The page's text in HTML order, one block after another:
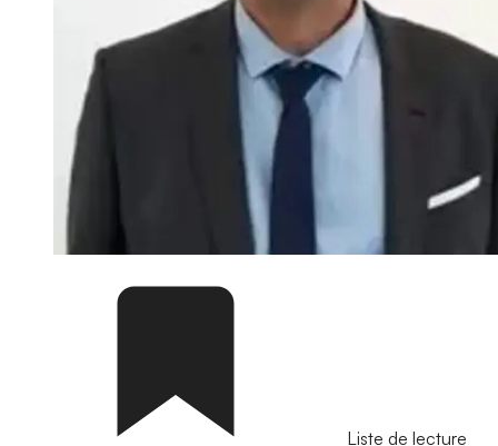
Liste de lecture